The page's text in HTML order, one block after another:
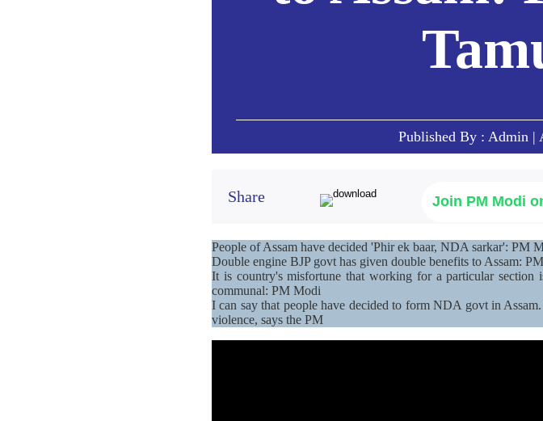
Published By : Admin |
Share Join PM Modi
People of Assam have decided 'Phir ek baar, NDA sarkar': PM
Double engine BJP govt has given double benefits to Assam:
It is country's misfortune that working for a particular
communal: PM Modi
I can say that people have decided to form NDA govt in
violence, says the PM